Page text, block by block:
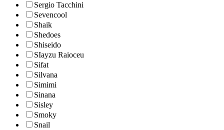
Sergio Tacchini
Sevencool
Shaik
Shedoes
Shiseido
SIayzu Raioceu
Sifat
Silvana
Simimi
Sinana
Sisley
Smoky
Snail